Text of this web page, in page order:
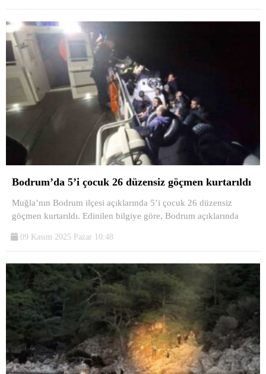
Bodrum’da 5’i çocuk 26 düzensiz göçmen kurtarıldı
Muğla’nın Bodrum ilçesi açıklarında 5’i çocuk 26 düzensiz
göçmen kurtarıldı. Edinilen bilgiye göre, Bodrum açıklarında
09 Kasım 2025 Pazar 10:48